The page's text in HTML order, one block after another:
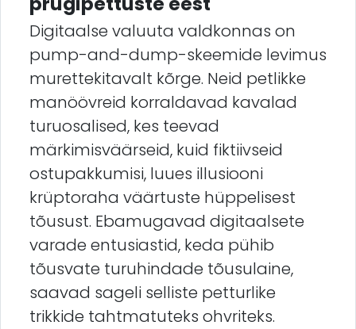
Digitaalse valuuta valdkonnas on
pump-and-dump-skeemide levimus
murettekitavalt kõrge. Neid petlikke
manöövreid korraldavad kavalad
turuosalised, kes teevad
märkimisväärseid, kuid fiktiivseid
ostupakkumisi, luues illusiooni
krüptoraha väärtuste hüppelisest
tõusust. Ebamugavad digitaalsete
varade entusiastid, keda pühib
tõusvate turuhindade tõusulaine,
saavad sageli selliste petturlike
trikkide tahtmatuteks ohvriteks.